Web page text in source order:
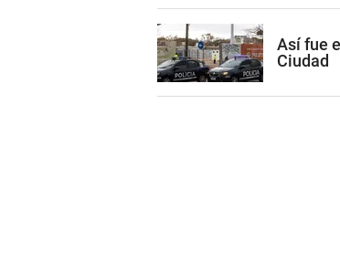
Así fue
Ciudad